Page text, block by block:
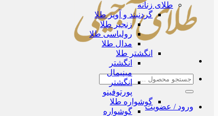
جستجو
ورود / عضویت
طلای زنانه
گردنبند و آویز طلا
زنجیر طلا
رولباسی طلا
مدال طلا
انگشتر طلا
انگشتر
مینیمال
انگشتر
پورتوفینو
گوشواره طلا
گوشواره